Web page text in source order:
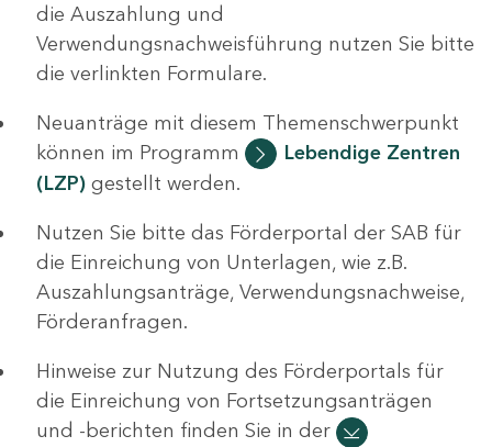
die Auszahlung und
Verwendungsnachweisführung nutzen Sie bitte
die verlinkten Formulare.
Neuanträge mit diesem Themenschwerpunkt
können im Programm
Lebendige Zentren
(LZP) gestellt werden.
Nutzen Sie bitte das Förderportal der SAB für
die Einreichung von Unterlagen, wie z.B.
Auszahlungsanträge, Verwendungsnachweise,
Förderanfragen.
Hinweise zur Nutzung des Förderportals für
die Einreichung von Fortsetzungsanträgen
und -berichten finden Sie in der